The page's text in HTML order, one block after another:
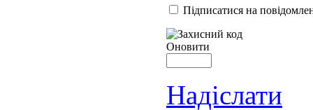
Підписатися на
Оновити
Надіслати